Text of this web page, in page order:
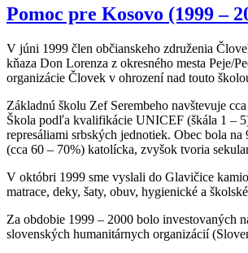
Pomoc pre Kosovo (1999 –
V júni 1999 člen občianskeho združenia
kňaza Don Lorenza z okresného mesta Peje/
organizácie Človek v ohrození nad touto
Základnú školu Zef Serembeho navštevuje
Škola podľa kvalifikácie UNICEF (škála 1 –
represáliami srbských jednotiek. Obec bola
(cca 60 – 70%) katolícka, zvyšok tvoria
V októbri 1999 sme vyslali do Glavičice
matrace, deky, šaty, obuv, hygienické a
Za obdobie 1999 – 2000 bolo investovaných
slovenských humanitárnych organizácií